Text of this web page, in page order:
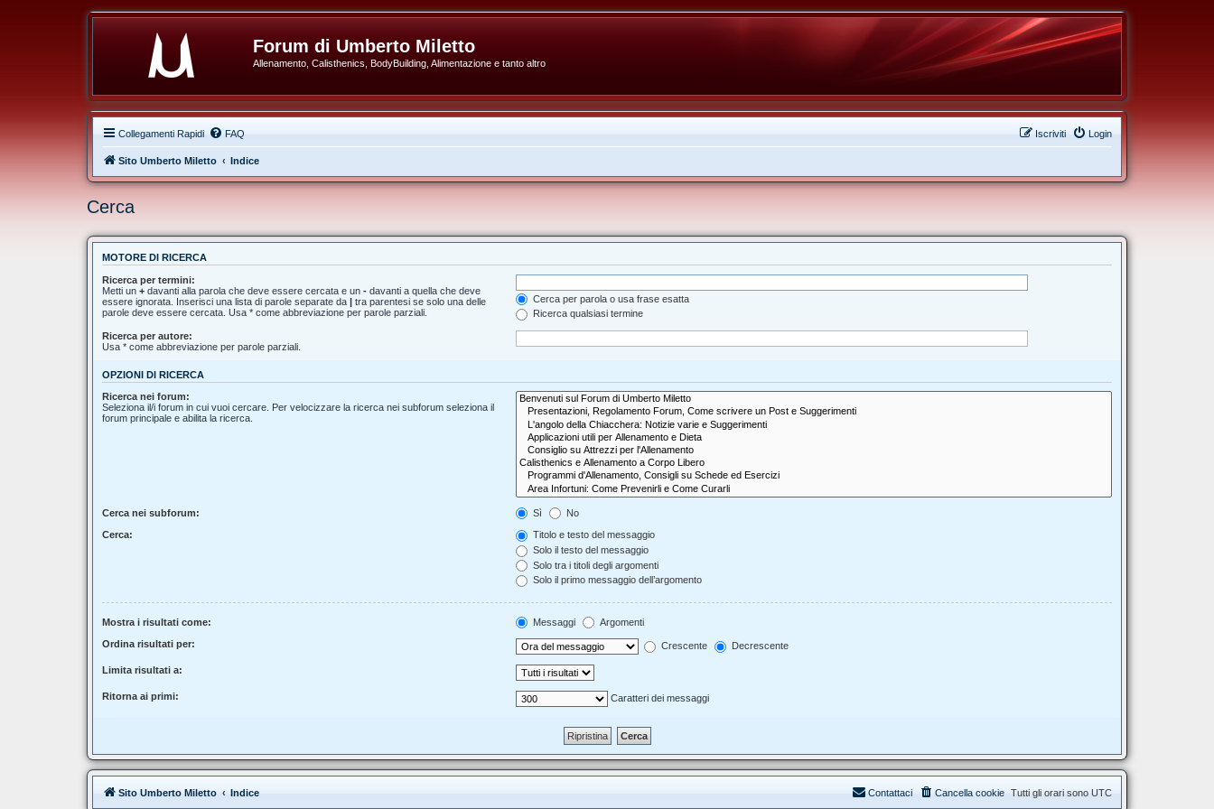
Forum di Umberto Miletto
Allenamento, Calisthenics, BodyBuilding, Alimentazione e tanto altro
Collegamenti Rapidi FAQ Login
Iscriviti
Sito Umberto Miletto Indice
Cerca
MOTORE DI RICERCA
Ricerca per termini:
Metti un + davanti alla parola che deve essere cercata e un - davanti a quella che deve
essere ignorata. Inserisci una lista di parole separate da | tra parentesi se solo una delle
parole deve essere cercata. Usa * come abbreviazione per parole parziali.
Cerca per parola o usa frase esatta
Ricerca qualsiasi termine
Ricerca per autore:
Usa * come abbreviazione per parole parziali.
OPZIONI DI RICERCA
Ricerca nei forum:
Seleziona il/i forum in cui vuoi cercare. Per velocizzare la ricerca nei subforum seleziona il
forum principale e abilita la ricerca.
Cerca nei subforum: Sì No
Cerca:
Titolo e testo del messaggio
Solo il testo del messaggio
Solo tra i titoli degli argomenti
Solo il primo messaggio dell’argomento
Mostra i risultati come: Messaggi Argomenti
Ordina risultati per: Crescente Decrescente
Limita risultati a:
Ritorna ai primi: Caratteri dei messaggi
Sito Umberto Miletto Indice Tutti gli orari sono UTC
Cancella cookie
Contattaci